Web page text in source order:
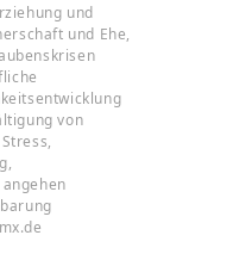
und
und Ehe,
von